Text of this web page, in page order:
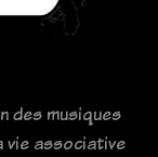
des musiques
vie associative